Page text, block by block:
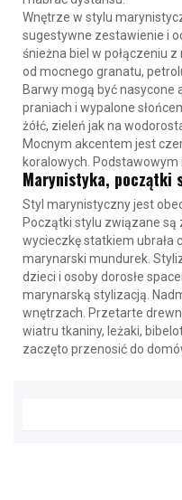
Wnętrze w stylu
sugestywne zestawienie i
śnieżna biel w połączeniu
od mocnego granatu,
Barwy mogą być nasycone
praniach i wypalone
żółć, zieleń jak na
Mocnym akcentem jest
koralowych.
Marynistyka, początki
Styl marynistyczny jest
Początki stylu związane są
wycieczkę statkiem ubrała
marynarski mundurek.
dzieci i osoby dorosłe
marynarską stylizacją.
wnętrzach. Przetarte
wiatru tkaniny, leżaki,
zaczęto przenosić do